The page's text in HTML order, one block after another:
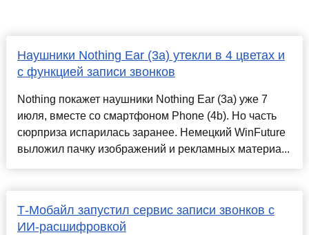
Наушники Nothing Ear (3a) утекли в 4 цветах и
с функцией записи звонков
Nothing покажет наушники Nothing Ear (3a) уже 7
июля, вместе со смартфоном Phone (4b). Но часть
сюрприза испарилась заранее. Немецкий WinFuture
выложил пачку изображений и рекламных материа...
Т-Мобайл запустил сервис записи звонков с
ИИ-расшифровкой